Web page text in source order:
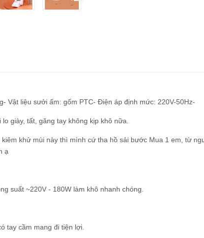
Vật liệu sưởi ấm: gốm PTC- Điện áp định mức: 220V-50Hz-
giày, tất, găng tay không kịp khô nữa.
khử mùi này thì mình cứ tha hồ sải bước Mua 1 em, từ
ạ
suất ~220V - 180W làm khô nhanh chóng.
tay cầm mang đi tiện lợi.